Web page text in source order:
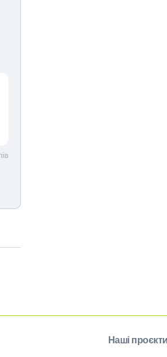
Наші проєкти